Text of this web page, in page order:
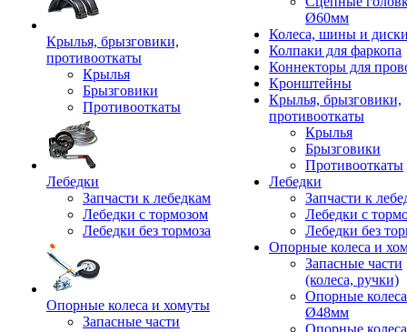
Крылья, брызговики,
противооткаты
Крылья
Брызговики
Противооткаты
Лебедки
Запчасти к лебедкам
Лебедки с тормозом
Лебедки без тормоза
Опорные колеса и хомуты
Запасные части
Ø60мм
Колеса, шины и
Колпаки для фаркопа
Коннекторы для
Кронштейны
Крылья, брызговики,
противооткаты
Крылья
Брызговики
Противооткаты
Лебедки
Запчасти к
Лебедки с
Лебедки без
Опорные колеса и
Запасные части
(колеса, ручки)
Опорные колеса
Ø48мм
Опорные колеса